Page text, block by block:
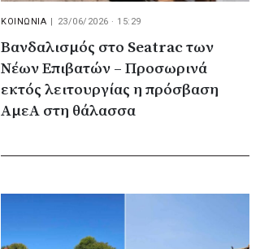
ΚΟΙΝΩΝΙΑ | 23/06/2026 · 15:29
Βανδαλισμός στο Seatrac των
Νέων Επιβατών – Προσωρινά
εκτός λειτουργίας η πρόσβαση
ΑμεΑ στη θάλασσα